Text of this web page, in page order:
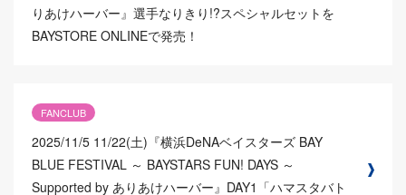
りあけハーバー』選手なりきり!?スペシャルセットを
BAYSTORE ONLINEで発売！
FANCLUB
2025/11/5 11/22(土)『横浜DeNAベイスターズ BAY
BLUE FESTIVAL ～ BAYSTARS FUN! DAYS ～
Supported by ありあけハーバー』DAY1「ハマスタバト